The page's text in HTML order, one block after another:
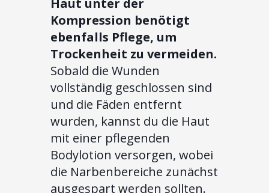
Kompression benötigt
ebenfalls Pflege, um
Trockenheit zu vermeiden.
Sobald die Wunden
vollständig geschlossen sind
und die Fäden entfernt
wurden, kannst du die Haut
mit einer pflegenden
Bodylotion versorgen, wobei
die Narbenbereiche zunächst
ausgespart werden sollten.